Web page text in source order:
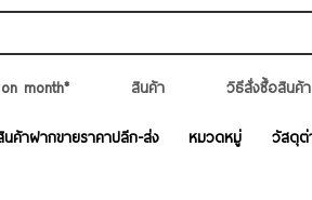
month* สินค้า วิธีสั่งซื้อสินค้า
นค้าฝากขายราคาปลีก-ส่ง หมวดหมู่ วัสดุต่